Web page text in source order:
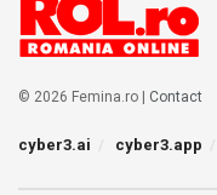
© 2026 Femina.ro | Contact
cyber3.ai cyber3.app